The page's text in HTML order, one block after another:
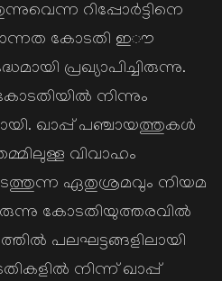
റിപ്പോർട്ടിനെ
കോടതി ഇൗ
പ്രഖ്യാപിച്ചിരുന്നു.
കോടതിയിൽ നിന്നും
ഖാപ്പ് പഞ്ചായത്തുകൾ
വിവാഹം
ഏതുശ്രമവും നിയമ
കോടതിയുത്തരവിൽ
പലഘട്ടങ്ങളിലായി
നിന്ന് ഖാപ്പ്